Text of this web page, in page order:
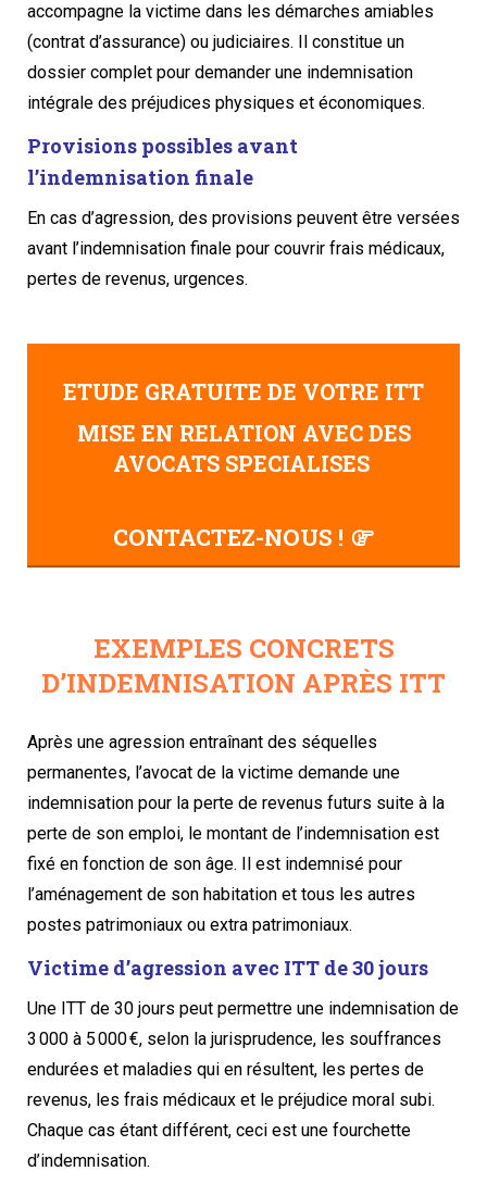
accompagne la victime dans les démarches amiables
(contrat d’assurance) ou judiciaires. Il constitue un
dossier complet pour demander une indemnisation
intégrale des préjudices physiques et économiques.
Provisions possibles avant
l’indemnisation finale
En cas d’agression, des provisions peuvent être versées
avant l’indemnisation finale pour couvrir frais médicaux,
pertes de revenus, urgences.
ETUDE GRATUITE DE VOTRE ITT
MISE EN RELATION AVEC DES
AVOCATS SPECIALISES
CONTACTEZ-NOUS !
EXEMPLES CONCRETS
D’INDEMNISATION APRÈS ITT
Après une agression entraînant des séquelles
permanentes, l’avocat de la victime demande une
indemnisation pour la perte de revenus futurs suite à la
perte de son emploi, le montant de l’indemnisation est
fixé en fonction de son âge. Il est indemnisé pour
l’aménagement de son habitation et tous les autres
postes patrimoniaux ou extra patrimoniaux.
Victime d’agression avec ITT de 30 jours
Une ITT de 30 jours peut permettre une indemnisation de
3 000 à 5 000 €, selon la jurisprudence, les souffrances
endurées et maladies qui en résultent, les pertes de
revenus, les frais médicaux et le préjudice moral subi.
Chaque cas étant différent, ceci est une fourchette
d’indemnisation.